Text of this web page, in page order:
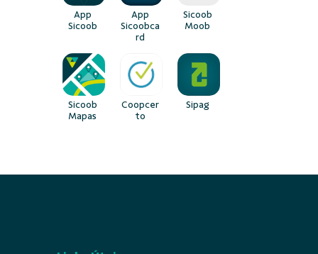
App
Sicoob
App
Sicoobca
rd
Sicoob
Moob
Sicoob
Mapas
Coopcer
to
Sipag